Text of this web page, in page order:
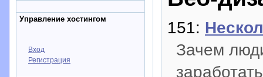
Управление хостингом
Вход
Регистрация
151:
Зачем